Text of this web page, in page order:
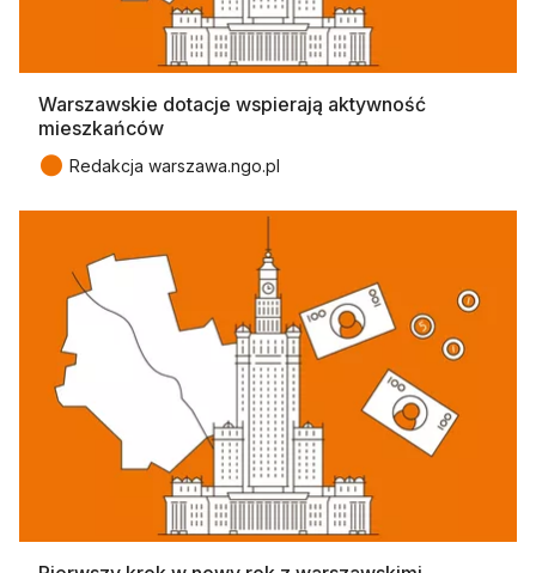
Warszawskie dotacje wspierają aktywność
mieszkańców
● Redakcja warszawa.ngo.pl